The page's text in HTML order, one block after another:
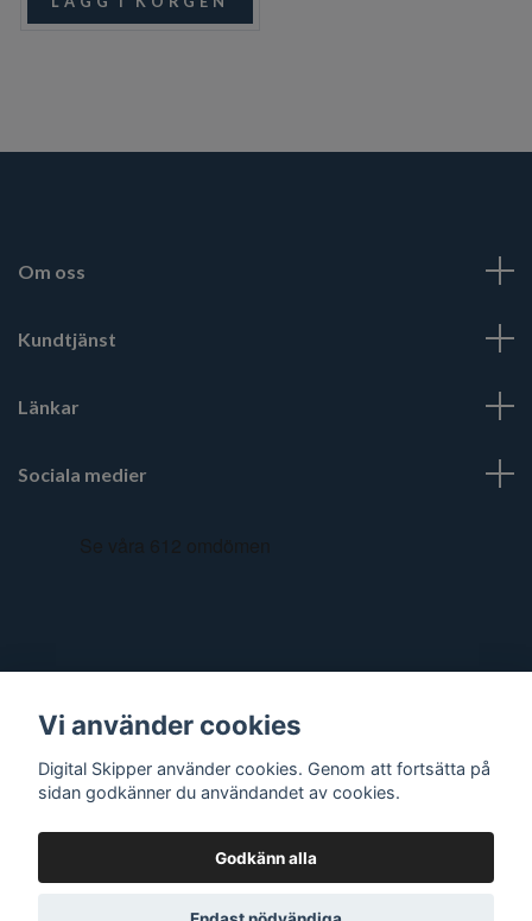
Om oss
Kundtjänst
Länkar
Sociala medier
© 2026 Digital Skipper
Vi använder cookies
Digital Skipper använder cookies. Genom att fortsätta på
sidan godkänner du användandet av cookies.
Godkänn alla